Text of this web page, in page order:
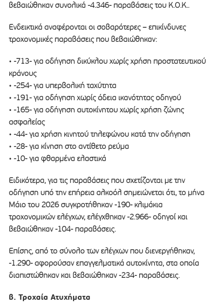
βεβαιώθηκαν συνολικά -4.346- παραβάσεις του Κ.Ο.Κ..
Ενδεικτικά αναφέρονται οι σοβαρότερες – επικίνδυνες
τροχονομικές παραβάσεις που βεβαιώθηκαν:
• -713- για οδήγηση δικύκλου χωρίς χρήση προστατευτικού
κράνους
• -254- για υπερβολική ταχύτητα
• -191- για οδήγηση χωρίς άδεια ικανότητας οδηγού
• -165- για οδήγηση αυτοκίνητου χωρίς χρήση ζώνης
ασφαλείας
• -44- για χρήση κινητού τηλεφώνου κατά την οδήγηση
• -28- για κίνηση στο αντίθετο ρεύμα
• -10- για φθαρμένα ελαστικά
Ειδικότερα, για τις παραβάσεις που σχετίζονται με την
οδήγηση υπό την επήρεια αλκοόλ σημειώνεται ότι, το μήνα
Μάιο του 2026 συγκροτήθηκαν -190- κλιμάκια
τροχονομικών ελέγχων, ελέγχθηκαν -2.966- οδηγοί και
βεβαιώθηκαν -104- παραβάσεις.
Επίσης, από το σύνολο των ελέγχων που διενεργήθηκαν,
-1.290- αφορούσαν επαγγελματικά αυτοκίνητα, στα οποία
διαπιστώθηκαν και βεβαιώθηκαν -234- παραβάσεις.
β. Τροχαία Ατυχήματα